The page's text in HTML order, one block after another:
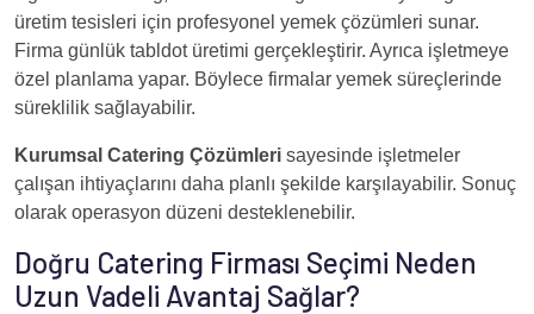
üretim tesisleri için profesyonel yemek çözümleri sunar.
Firma günlük tabldot üretimi gerçekleştirir. Ayrıca işletmeye
özel planlama yapar. Böylece firmalar yemek süreçlerinde
süreklilik sağlayabilir.
Kurumsal Catering Çözümleri sayesinde işletmeler
çalışan ihtiyaçlarını daha planlı şekilde karşılayabilir. Sonuç
olarak operasyon düzeni desteklenebilir.
Doğru Catering Firması Seçimi Neden
Uzun Vadeli Avantaj Sağlar?